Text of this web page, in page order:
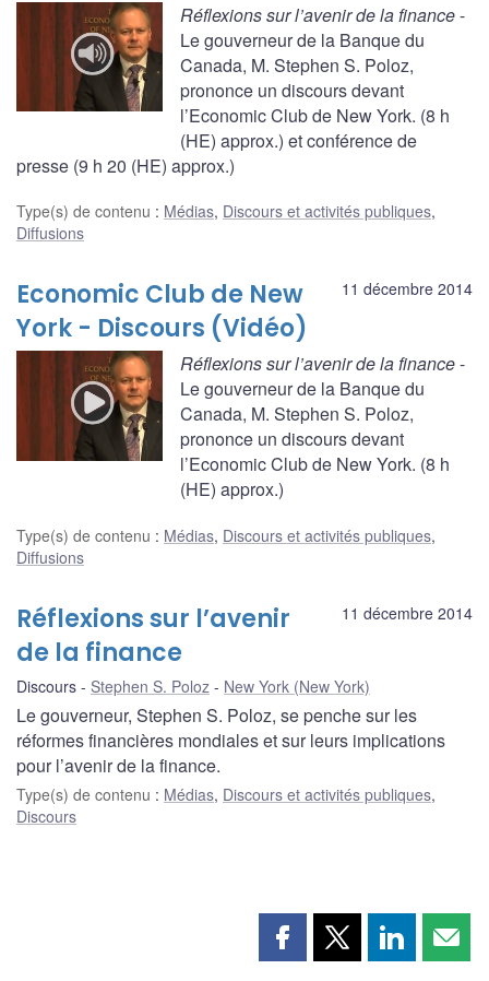
Réflexions sur l’avenir de la finance-
Le gouverneur de la Banque du
Canada, M. Stephen S. Poloz,
prononce un discours devant
l’Economic Club de New York. (8 h
(HE) approx.) et conférence de
presse (9 h 20 (HE) approx.)
Type(s) de contenu : Médias, Discours et activités publiques,
Diffusions
11 décembre 2014
Economic Club de New
York - Discours (Vidéo)
Réflexions sur l’avenir de la finance-
Le gouverneur de la Banque du
Canada, M. Stephen S. Poloz,
prononce un discours devant
l’Economic Club de New York. (8 h
(HE) approx.)
Type(s) de contenu : Médias, Discours et activités publiques,
Diffusions
11 décembre 2014
Réflexions sur l’avenir
de la finance
Discours Stephen S. Poloz New York (New York)
Le gouverneur, Stephen S. Poloz, se penche sur les
réformes financières mondiales et sur leurs implications
pour l’avenir de la finance.
Type(s) de contenu : Médias, Discours et activités publiques,
Discours
PartagerPartagerPartager